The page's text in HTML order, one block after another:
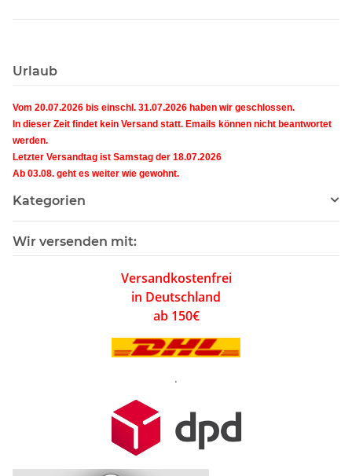
Urlaub
Vom 20.07.2026 bis einschl. 31.07.2026 haben wir geschlossen.
In dieser Zeit findet kein Versand statt. Emails können nicht beantwortet
werden.
Letzter Versandtag ist Samstag der 18.07.2026
Ab 03.08. geht es weiter wie gewohnt.
Kategorien
Wir versenden mit:
Versandkostenfrei
in Deutschland
ab 150€
.